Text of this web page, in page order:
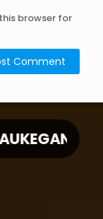
browser for
CICERO, IL